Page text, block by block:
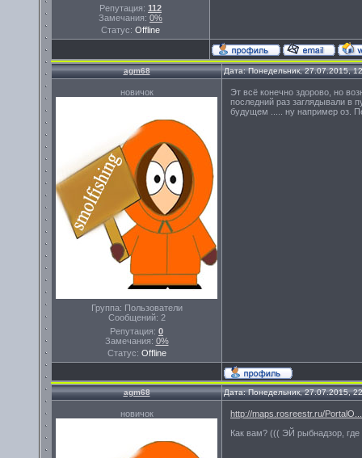
Репутация: 112
Замечания: 0%
Статус: Offline
agm68 Дата: Понедельник, 27.07.2015,
новичок
Группа: Пользователи
Сообщений: 2
Репутация: 0
Замечания: 0%
Статус: Offline
Эт всё конечно здорово, но
последний раз заглядывали в
будущем ..... ну например оз.
agm68 Дата: Понедельник, 27.07.2015,
новичок
http://maps.rosreestr.ru/
Как вам? ((( ЭЙ рыбнадзор,